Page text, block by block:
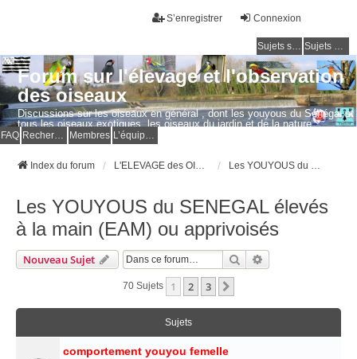
Connexion
S’enregistrer
Sujets sans réponse Sujets actifs
Forum sur l'élevage et l'observation
des oiseaux
Discussions sur les oiseaux en général , dont les youyous du Sénégal et
tous les oiseaux exotiques, les oiseaux du jardin et de la nature.
Questions, photos, expériences.
FAQ Membres
Index du forum
Les YOUYOUS du SENEGAL élevés
à la main (EAM) ou apprivoisés
Nouveau Sujet Rechercher
70 Sujets 1 2 3
Sujets
comportement youyou femelle